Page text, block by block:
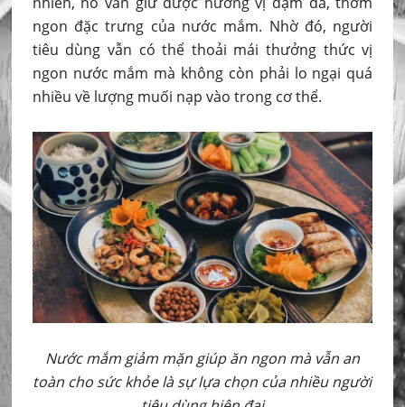
ngon đặc trưng của nước mắm. Nhờ đó, người
tiêu dùng vẫn có thể thoải mái thưởng thức vị
ngon nước mắm mà không còn phải lo ngại quá
nhiều về lượng muối nạp vào trong cơ thể.
Nước mắm giảm mặn giúp ăn ngon mà vẫn an
toàn cho sức khỏe là sự lựa chọn của nhiều người